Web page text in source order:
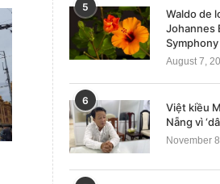
Mỹ tìm cách tăng cường ảnh hưởng
trong khu vực...
5
Waldo de
Johannes
August 7,
6
Việt kiều
Nẵng vì
November